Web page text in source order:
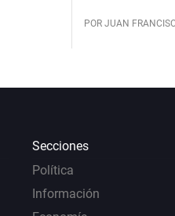
POR JUAN
Secciones
Política
Información